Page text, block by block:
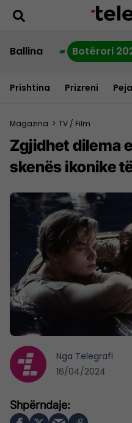
Ballina Botërori
Prishtina Prizreni Peja
Magazina > TV / Film
Zgjidhet dilema
skenës ikonike
Nga Telegrafi
16/04/2024